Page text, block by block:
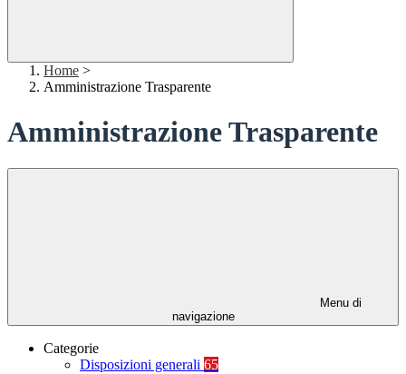
Home >
Amministrazione Trasparente
Amministrazione Trasparente
Menu di
navigazione
Categorie
Disposizioni generali 65